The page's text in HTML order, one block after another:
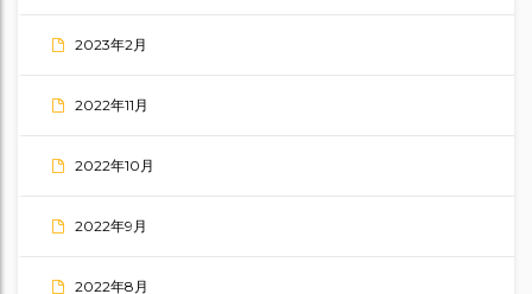
2023年2月
2022年11月
2022年10月
2022年9月
2022年8月